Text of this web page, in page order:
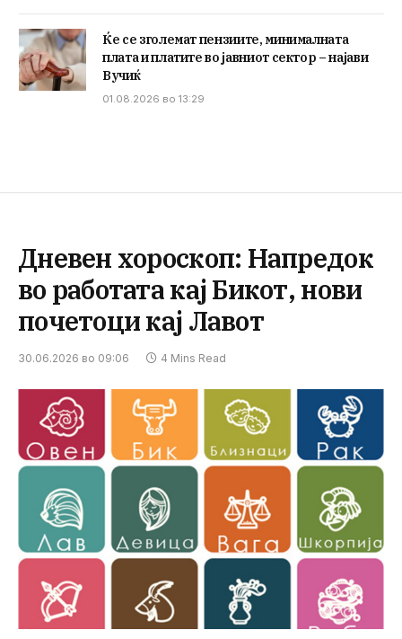
Ќе се зголемат пензиите, минималната
плата и платите во јавниот сектор – најави
Вучиќ
01.08.2026 во 13:29
Дневен хороскоп: Напредок
во работата кај Бикот, нови
почетоци кај Лавот
30.06.2026 во 09:06 4 Mins Read